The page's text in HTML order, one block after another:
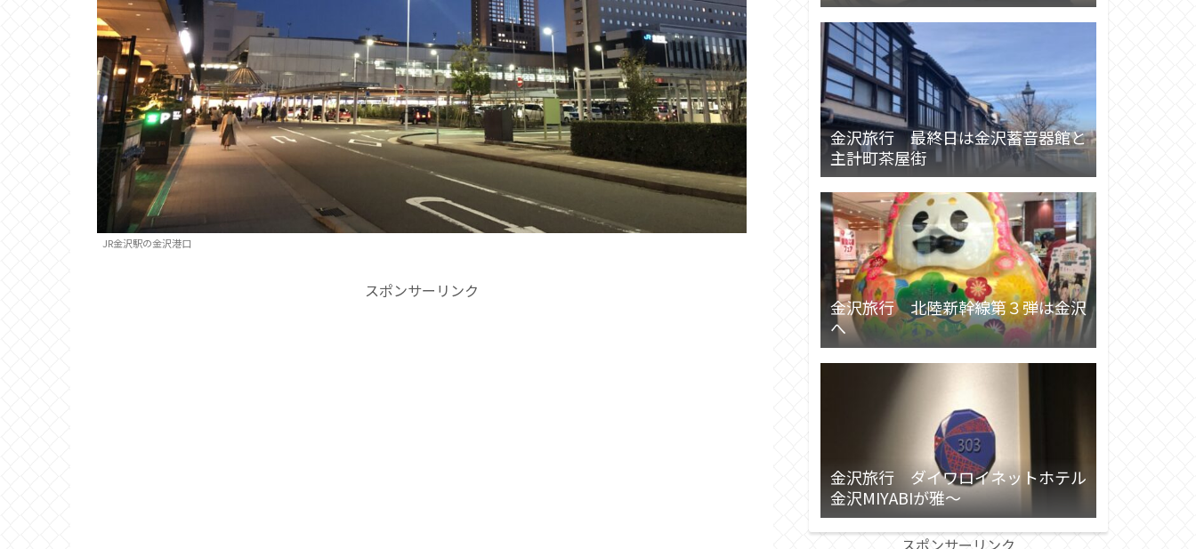
JR金沢駅の金沢港口
スポンサーリンク
金沢旅行 最終日は金沢蓄音器館と
主計町茶屋街
金沢旅行 北陸新幹線第３弾は金沢
へ
金沢旅行 ダイワロイネットホテル
金沢MIYABIが雅～
スポンサーリンク